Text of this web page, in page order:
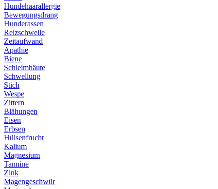
Hundehaarallergie
Bewegungsdrang
Hunderassen
Reizschwelle
Zeitaufwand
Apathie
Biene
Schleimhäute
Schwellung
Stich
Wespe
Zittern
Blähungen
Eisen
Erbsen
Hülsenfrucht
Kalium
Magnesium
Tannine
Zink
Magengeschwür